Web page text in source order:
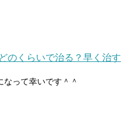
のくらいで治る？早く治す
って幸いです＾＾